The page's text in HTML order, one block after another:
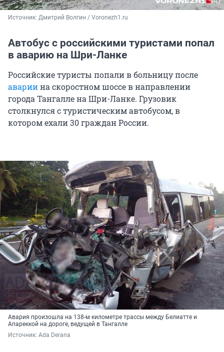
Источник: Дмитрий Волгин / Voronezh1.ru
Автобус с российскими туристами попал
в аварию на Шри-Ланке
Российские туристы попали в больницу после
авариина скоростном шоссе в направлении
города Тангалле на Шри-Ланке. Грузовик
столкнулся с туристическим автобусом, в
котором ехали 30 граждан России.
Авария произошла на 138-м километре трассы между Белиатте и
Апареккой на дороге, ведущей в Тангалле
Источник: Ada Derana